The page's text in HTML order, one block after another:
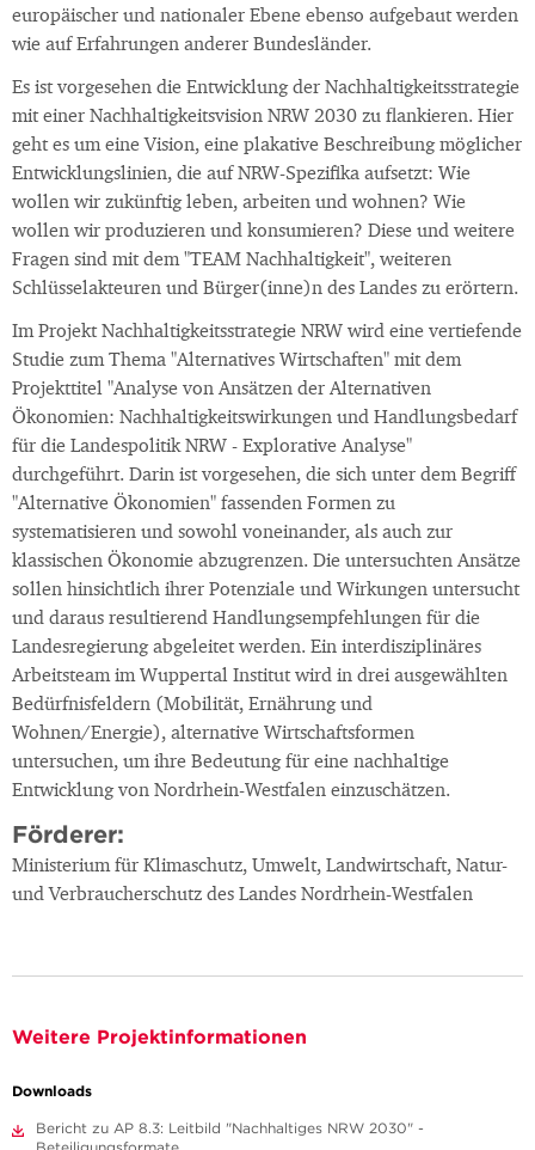
europäischer und nationaler Ebene ebenso aufgebaut werden
wie auf Erfahrungen anderer Bundesländer.
Es ist vorgesehen die Entwicklung der Nachhaltigkeitsstrategie
mit einer Nachhaltigkeitsvision NRW 2030 zu flankieren. Hier
geht es um eine Vision, eine plakative Beschreibung möglicher
Entwicklungslinien, die auf NRW-Spezifika aufsetzt: Wie
wollen wir zukünftig leben, arbeiten und wohnen? Wie
wollen wir produzieren und konsumieren? Diese und weitere
Fragen sind mit dem "TEAM Nachhaltigkeit", weiteren
Schlüsselakteuren und Bürger(inne)n des Landes zu erörtern.
Im Projekt Nachhaltigkeitsstrategie NRW wird eine vertiefende
Studie zum Thema "Alternatives Wirtschaften" mit dem
Projekttitel "Analyse von Ansätzen der Alternativen
Ökonomien: Nachhaltigkeitswirkungen und Handlungsbedarf
für die Landespolitik NRW - Explorative Analyse"
durchgeführt. Darin ist vorgesehen, die sich unter dem Begriff
"Alternative Ökonomien" fassenden Formen zu
systematisieren und sowohl voneinander, als auch zur
klassischen Ökonomie abzugrenzen. Die untersuchten Ansätze
sollen hinsichtlich ihrer Potenziale und Wirkungen untersucht
und daraus resultierend Handlungsempfehlungen für die
Landesregierung abgeleitet werden. Ein interdisziplinäres
Arbeitsteam im Wuppertal Institut wird in drei ausgewählten
Bedürfnisfeldern (Mobilität, Ernährung und
Wohnen/Energie), alternative Wirtschaftsformen
untersuchen, um ihre Bedeutung für eine nachhaltige
Entwicklung von Nordrhein-Westfalen einzuschätzen.
Förderer:
Ministerium für Klimaschutz, Umwelt, Landwirtschaft, Natur-
und Verbraucherschutz des Landes Nordrhein-Westfalen
Weitere Projektinformationen
Downloads
Bericht zu AP 8.3: Leitbild "Nachhaltiges NRW 2030" -